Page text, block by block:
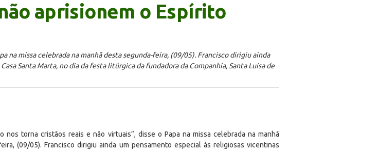
aprisionem o Espírito
na missa celebrada na manhã desta segunda-feira, (09/05). Francisco dirigiu ainda
Santa Marta, no dia da festa litúrgica da fundadora da Companhia, Santa Luísa de
nos torna cristãos reais e não virtuais”, disse o Papa na missa celebrada na manhã
(09/05). Francisco dirigiu ainda um pensamento especial às religiosas vicentinas